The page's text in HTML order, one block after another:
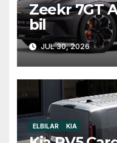
Zeekr 7GT
bil
JUL 30, 2026
ELBILAR KIA